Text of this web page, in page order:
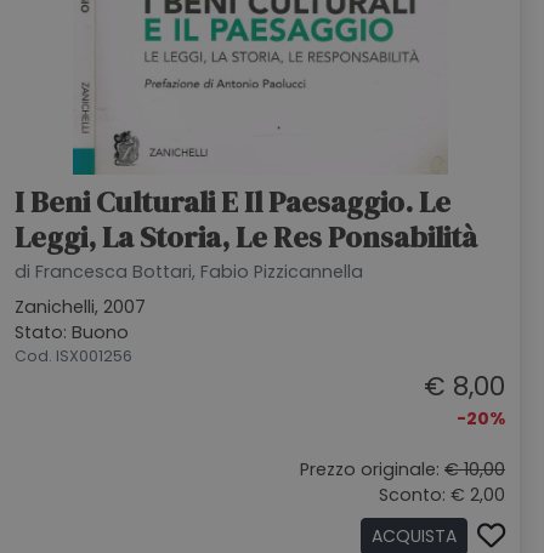
I Beni Culturali E Il Paesaggio. Le
Leggi, La Storia, Le Res Ponsabilità
di Francesca Bottari, Fabio Pizzicannella
Zanichelli, 2007
Stato: Buono
Cod. ISX001256
€ 8,00
-20%
Prezzo originale: € 10,00
Sconto: € 2,00
ACQUISTA